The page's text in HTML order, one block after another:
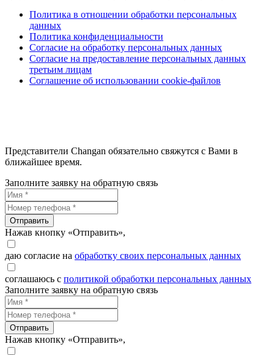
Политика в отношении обработки персональных
данных
Политика конфиденциальности
Согласие на обработку персональных данных
Согласие на предоставление персональных данных
третьим лицам
Соглашение об использовании cookie-файлов
Представители Changan обязательно свяжутся с Вами в
ближайшее время.
Заполните заявку на обратную связь
Отправить
Нажав кнопку «Отправить»,
даю согласие на обработку своих персональных данных
соглашаюсь с политикой обработки персональных данных
Заполните заявку на обратную связь
Отправить
Нажав кнопку «Отправить»,